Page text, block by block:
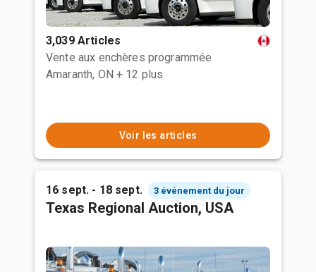
3,039 Articles
Vente aux enchères programmée
Amaranth, ON + 12 plus
Voir les articles
16 sept. - 18 sept. 3 événement du jour
Texas Regional Auction, USA